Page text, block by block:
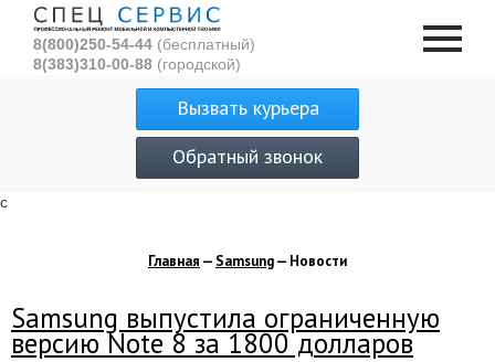
с
8(800)250-54-44 (бесплатный)
8(383)310-00-88 (городской)
Вызвать курьера
Обратный звонок
Главная — Samsung— Новости
Samsung выпустила ограниченную
версию Note 8 за 1800 долларов